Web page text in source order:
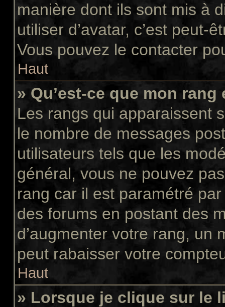
manière dont ils sont mis à
utiliser d’avatar, c’est peut-
Vous pouvez le contacter
Haut
» Qu’est-ce que mon
Les rangs qui apparaissent
le nombre de messages
utilisateurs tels que les
général, vous ne pouvez
rang car il est paramétré
des forums en postant des
d’augmenter votre rang, un
peut rabaisser votre
Haut
» Lorsque je clique sur le